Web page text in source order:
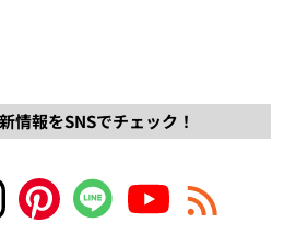
情報をSNSでチェック！